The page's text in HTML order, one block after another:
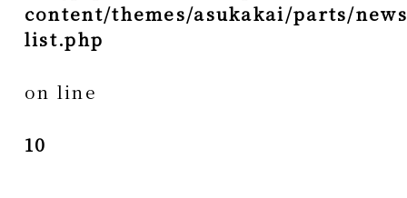
content/themes/asukakai/parts/
list.php
on line
10